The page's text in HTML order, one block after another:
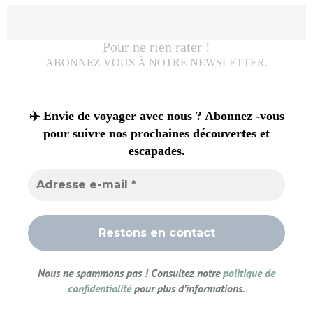
Pour ne rien rater !
ABONNEZ VOUS À NOTRE NEWSLETTER.
✈️ Envie de voyager avec nous ? Abonnez -vous
pour suivre nos prochaines découvertes et
escapades.
Nous ne spammons pas ! Consultez notrepolitique de
confidentialitépour plus d’informations.